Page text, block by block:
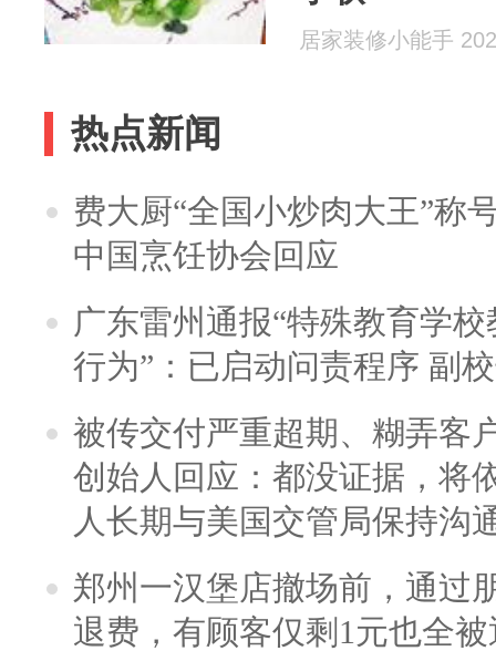
居家装修小能手
热点新闻
费大厨“全国小炒肉大王”称
中国烹饪协会回应
广东雷州通报“特殊教育学
行为”：已启动问责程序 副
被传交付严重超期、糊弄客
创始人回应：都没证据，将
人长期与美国交管局保持沟
郑州一汉堡店撤场前，通过
退费，有顾客仅剩1元也全